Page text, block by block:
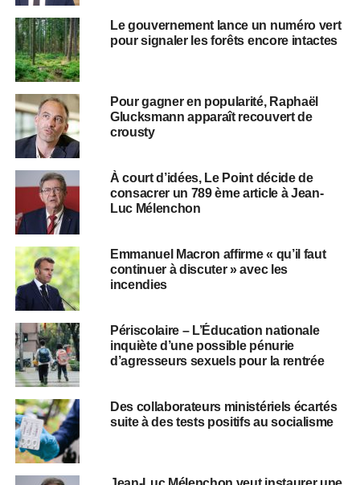
Le gouvernement lance un numéro vert
pour signaler les forêts encore intactes
Pour gagner en popularité, Raphaël
Glucksmann apparaît recouvert de
crousty
À court d’idées, Le Point décide de
consacrer un 789 ème article à Jean-
Luc Mélenchon
Emmanuel Macron affirme « qu’il faut
continuer à discuter » avec les
incendies
Périscolaire – L’Éducation nationale
inquiète d’une possible pénurie
d’agresseurs sexuels pour la rentrée
Des collaborateurs ministériels écartés
suite à des tests positifs au socialisme